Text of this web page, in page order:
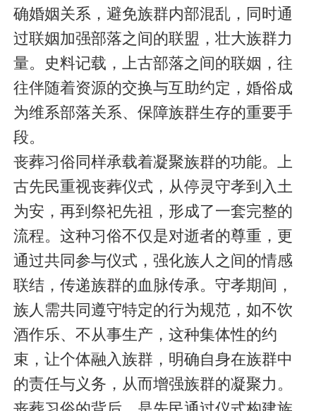
确婚姻关系，避免族群内部混乱，同时通
过联姻加强部落之间的联盟，壮大族群力
量。史料记载，上古部落之间的联姻，往
往伴随着资源的交换与互助约定，婚俗成
为维系部落关系、保障族群生存的重要手
段。
丧葬习俗同样承载着凝聚族群的功能。上
古先民重视丧葬仪式，从停灵守孝到入土
为安，再到祭祀先祖，形成了一套完整的
流程。这种习俗不仅是对逝者的尊重，更
通过共同参与仪式，强化族人之间的情感
联结，传递族群的血脉传承。守孝期间，
族人需共同遵守特定的行为规范，如不饮
酒作乐、不从事生产，这种集体性的约
束，让个体融入族群，明确自身在族群中
的责任与义务，从而增强族群的凝聚力。